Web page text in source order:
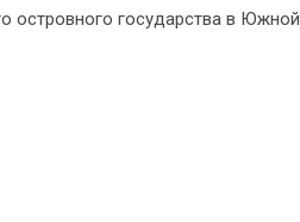
островного государства в